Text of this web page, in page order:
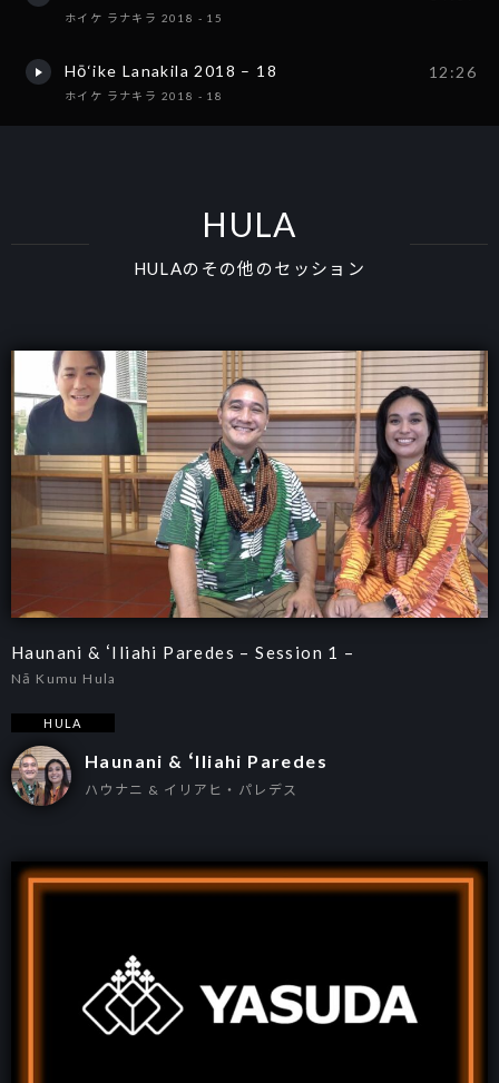
ホイケ ラナキラ 2018 - 15
Hō‘ike Lanakila 2018 – 18
ホイケ ラナキラ 2018 - 18
12:26
HULA
HULAのその他のセッション
Haunani & ʻIliahi Paredes – Session 1 –
Nā Kumu Hula
HULA
Haunani & ʻIliahi Paredes
ハウナニ & イリアヒ・パレデス